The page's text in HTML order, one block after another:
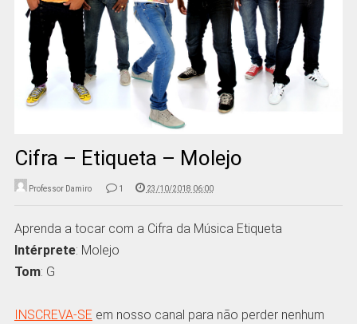
Cifra – Etiqueta – Molejo
Professor Damiro 1 23/10/2018 06:00
Aprenda a tocar com a Cifra da Música Etiqueta
Intérprete: Molejo
Tom: G
INSCREVA-SE em nosso canal para não perder nenhum